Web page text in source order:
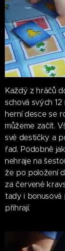
Každý z hráčů
schová svých
herní desce se
můžeme začít.
své destičky a
řad. Podobně
nehraje na
že po položení
za červené
tady i bonusová
přihrají.